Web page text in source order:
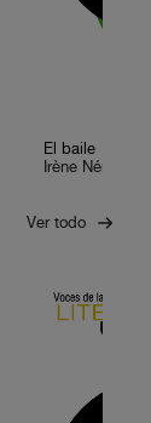
El baile
Irène
Ver todo